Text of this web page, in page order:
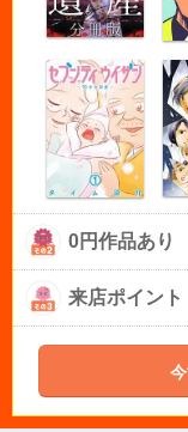
0円作品あり
来店ポイント